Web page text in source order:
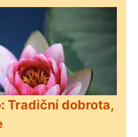
Tradiční dobrota,